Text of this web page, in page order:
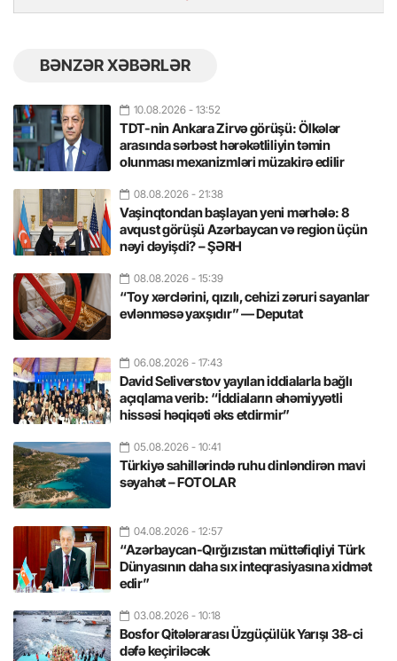
BƏNZƏR XƏBƏRLƏR
10.08.2026 - 13:52
TDT-nin Ankara Zirvə görüşü: Ölkələr
arasında sərbəst hərəkətliliyin təmin
olunması mexanizmləri müzakirə edilir
08.08.2026 - 21:38
Vaşinqtondan başlayan yeni mərhələ: 8
avqust görüşü Azərbaycan və region üçün
nəyi dəyişdi? – ŞƏRH
08.08.2026 - 15:39
“Toy xərclərini, qızılı, cehizi zəruri sayanlar
evlənməsə yaxşıdır” — Deputat
06.08.2026 - 17:43
David Seliverstov yayılan iddialarla bağlı
açıqlama verib: “İddiaların əhəmiyyətli
hissəsi həqiqəti əks etdirmir”
05.08.2026 - 10:41
Türkiyə sahillərində ruhu dinləndirən mavi
səyahət – FOTOLAR
04.08.2026 - 12:57
“Azərbaycan-Qırğızıstan müttəfiqliyi Türk
Dünyasının daha sıx inteqrasiyasına xidmət
edir”
03.08.2026 - 10:18
Bosfor Qitələrarası Üzgüçülük Yarışı 38-ci
dəfə keçiriləcək